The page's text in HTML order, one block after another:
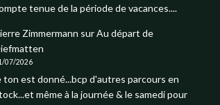
tenue de la période de vacances....
Zimmermann surAu départ de
07/2026
ton est donné...bcp d'autres parcours en
même à la journée & le samedi pour